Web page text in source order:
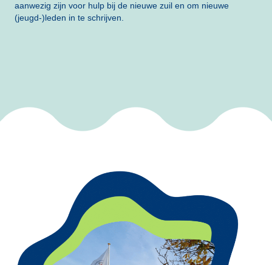
aanwezig zijn voor hulp bij de nieuwe zuil en om nieuwe
(jeugd-)leden in te schrijven.